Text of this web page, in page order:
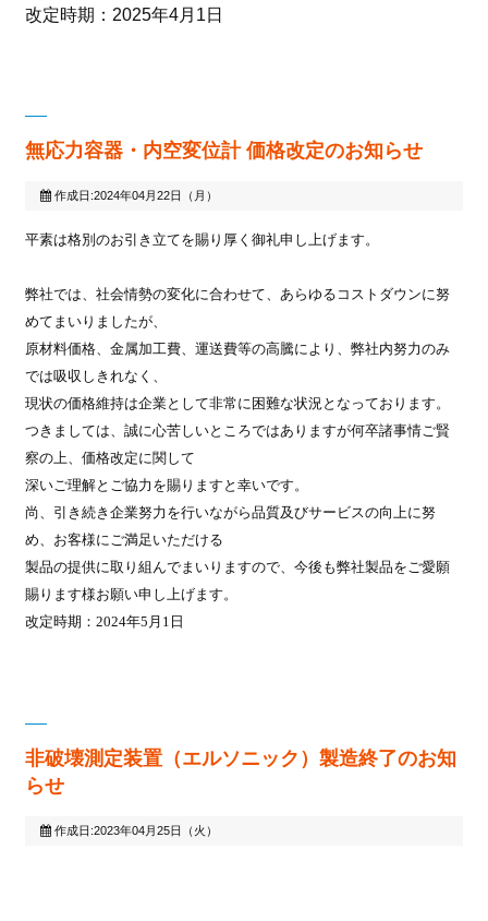
改定時期： 2025年4月 1 日
無応力容器・内空変位計 価格改定のお知らせ
作成日:2024年04月22日（月）
平素は格別のお引き立てを賜り厚く御礼申し上げます。
弊社では、社会情勢の変化に合わせて、あらゆるコストダウンに努
めてまいりましたが、
原材料価格、金属加工費、運送費等の高騰により、弊社内努力のみ
では吸収しきれなく、
現状の価格維持は企業として非常に困難な状況となっております。
つきましては、誠に心苦しいところではありますが何卒諸事情ご賢
察の上、価格改定に関して
深いご理解とご協力を賜りますと幸いです。
尚、引き続き企業努力を行いながら品質及びサービスの向上に努
め、お客様にご満足いただける
製品の提供に取り組んでまいりますので、今後も弊社製品をご愛願
賜ります様お願い申し上げます。
改定時期：2024年5月1日
非破壊測定装置（エルソニック）製造終了のお知
らせ
作成日:2023年04月25日（火）